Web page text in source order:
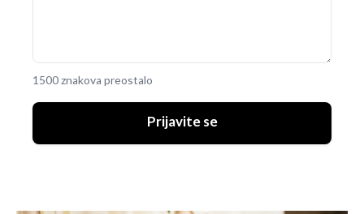
1500 znakova preostalo
Prijavite se